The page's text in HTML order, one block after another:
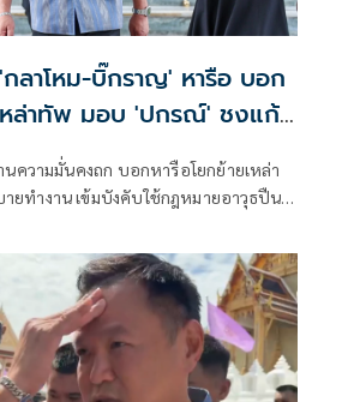
ลาโหม-บิ๊กราญ' หารือ บอก
หล่าทัพ มอบ 'ปกรณ์' ชงแก้
นความมั่นคงถก บอกหารือโยกย้ายเหล่า
ยทำงาน เข้มบังคับใช้กฎหมายอาวุธปืน